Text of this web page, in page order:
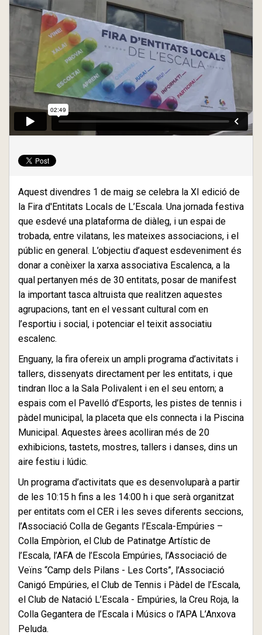
Aquest divendres 1 de maig se celebra la XI edició de
la Fira d'Entitats Locals de L’Escala. Una jornada festiva
que esdevé una plataforma de diàleg, i un espai de
trobada, entre vilatans, les mateixes associacions, i el
públic en general. L’objectiu d’aquest esdeveniment és
donar a conèixer la xarxa associativa Escalenca, a la
qual pertanyen més de 30 entitats, posar de manifest
la important tasca altruista que realitzen aquestes
agrupacions, tant en el vessant cultural com en
l’esportiu i social, i potenciar el teixit associatiu
escalenc.
Enguany, la fira ofereix un ampli programa d’activitats i
tallers, dissenyats directament per les entitats, i que
tindran lloc a la Sala Polivalent i en el seu entorn; a
espais com el Pavelló d’Esports, les pistes de tennis i
pàdel municipal, la placeta que els connecta i la Piscina
Municipal. Aquestes àrees acolliran més de 20
exhibicions, tastets, mostres, tallers i danses, dins un
aire festiu i lúdic.
Un programa d’activitats que es desenvoluparà a partir
de les 10:15 h fins a les 14:00 h i que serà organitzat
per entitats com el CER i les seves diferents seccions,
l’Associació Colla de Gegants l’Escala-Empúries –
Colla Empòrion, el Club de Patinatge Artístic de
l’Escala, l’AFA de l’Escola Empúries, l’Associació de
Veïns “Camp dels Pilans - Les Corts”, l’Associació
Canigó Empúries, el Club de Tennis i Pàdel de l’Escala,
el Club de Natació L’Escala - Empúries, la Creu Roja, la
Colla Gegantera de l’Escala i Músics o l’APA L’Anxova
Peluda.